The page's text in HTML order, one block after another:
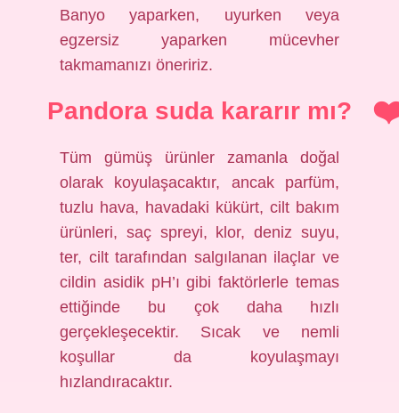
Banyo yaparken, uyurken veya
egzersiz yaparken mücevher
takmamanızı öneririz.
Pandora suda kararır mı?
Tüm gümüş ürünler zamanla doğal
olarak koyulaşacaktır, ancak parfüm,
tuzlu hava, havadaki kükürt, cilt bakım
ürünleri, saç spreyi, klor, deniz suyu,
ter, cilt tarafından salgılanan ilaçlar ve
cildin asidik pH’ı gibi faktörlerle temas
ettiğinde bu çok daha hızlı
gerçekleşecektir. Sıcak ve nemli
koşullar da koyulaşmayı
hızlandıracaktır.